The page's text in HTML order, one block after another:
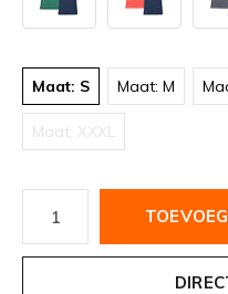
Maat: S Maat: M
Maat: XXXL